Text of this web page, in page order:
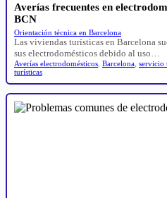
Averías frecuentes en
BCN
Orientación técnica en Barcelona
Las viviendas turísticas en Barcelona
sus electrodomésticos debido al uso…
Averías electrodomésticos Barcelona servicio
turísticas